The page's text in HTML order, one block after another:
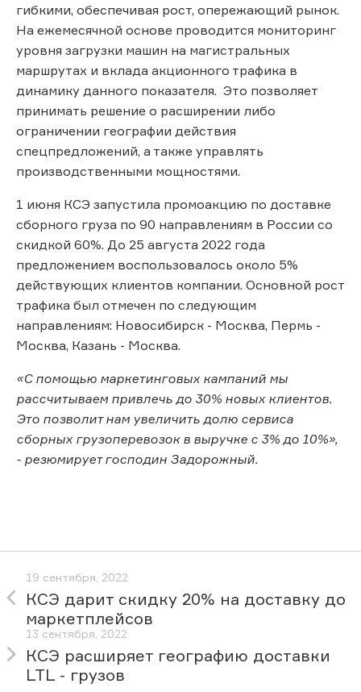
гибкими, обеспечивая рост, опережающий рынок.
На ежемесячной основе проводится мониторинг
уровня загрузки машин на магистральных
маршрутах и вклада акционного трафика в
динамику данного показателя. Это позволяет
принимать решение о расширении либо
ограничении географии действия
спецпредложений, а также управлять
производственными мощностями.
1 июня КСЭ запустила промоакцию по доставке
сборного груза по 90 направлениям в России со
скидкой 60%. До 25 августа 2022 года
предложением воспользовалось около 5%
действующих клиентов компании. Основной рост
трафика был отмечен по следующим
направлениям: Новосибирск - Москва, Пермь -
Москва, Казань - Москва.
«С помощью маркетинговых кампаний мы
рассчитываем привлечь до 30% новых клиентов.
Это позволит нам увеличить долю сервиса
сборных грузоперевозок в выручке с 3% до 10%»,
- резюмирует господин Задорожный.
19 сентября, 2022
КСЭ дарит скидку 20% на доставку до
маркетплейсов
13 сентября, 2022
КСЭ расширяет географию доставки
LTL - грузов